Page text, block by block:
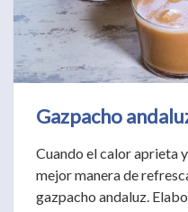
Gazpacho
Cuando el calor aprieta
mejor manera de
gazpacho andaluz.